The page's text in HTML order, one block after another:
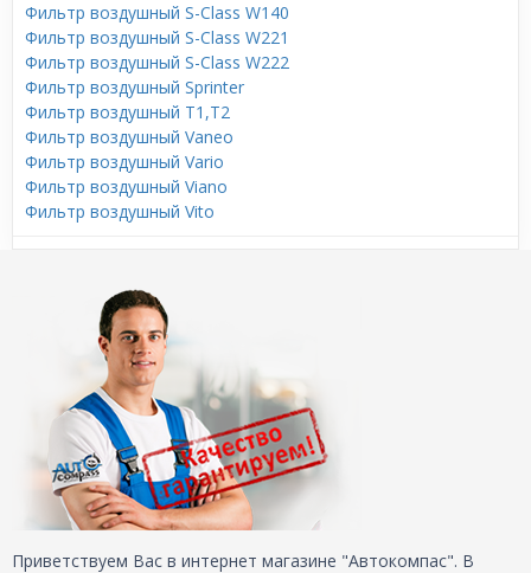
Фильтр воздушный S-Class W140
Фильтр воздушный S-Class W221
Фильтр воздушный S-Class W222
Фильтр воздушный Sprinter
Фильтр воздушный T1,T2
Фильтр воздушный Vaneo
Фильтр воздушный Vario
Фильтр воздушный Viano
Фильтр воздушный Vito
Приветствуем Вас в интернет магазине "Автокомпас". В